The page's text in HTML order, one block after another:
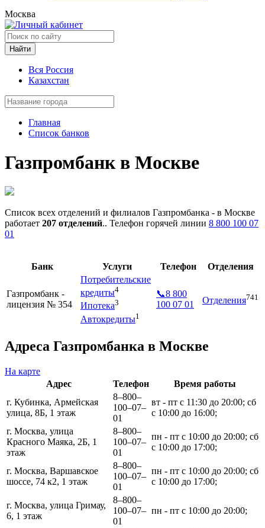
Москва
Найти
Вся Россия
Казахстан
Главная
Список банков
Газпромбанк в Москве
Список всех отделений и филиалов Газпромбанка - в Москве
работает 207 отделений.. Телефон горячей линии 8 800 100 07
01
Банк Услуги Телефон Отделения
Газпромбанк -
лицензия № 354
Потребительские
кредиты4
Ипотека3
Автокредиты1
📞8 800
100 07 01
Отделения741
Адреса Газпромбанка в Москве
На карте
Адрес
Телефон
Время работы
г. Кубинка, Армейская
улица, 8Б, 1 этаж
8‒800‒
100‒07‒
01
вт - пт с 11:30 до 20:00; сб
с 10:00 до 16:00;
г. Москва, улица
Красного Маяка, 2Б, 1
этаж
8‒800‒
100‒07‒
01
пн - пт с 10:00 до 20:00; сб
с 10:00 до 17:00;
г. Москва, Варшавское
шоссе, 74 к2, 1 этаж
8‒800‒
100‒07‒
01
пн - пт с 10:00 до 20:00; сб
с 10:00 до 17:00;
г. Москва, улица Гримау,
6, 1 этаж
8‒800‒
100‒07‒
01
пн - пт с 10:00 до 20:00;